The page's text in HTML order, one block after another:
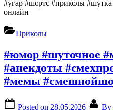
#угар #шортс #приколы
онлайн
Приколы
#юмор #шуточное
#анекдоты
#мемы
Posted on 28.05.2026 By